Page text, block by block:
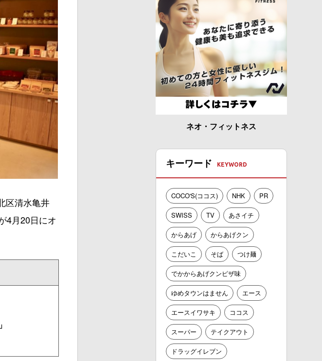
区清水亀井
4月20日にオ
ネオ・フィットネス
キーワード
COCO'S(ココス) NHK PR
SWISS TV あさイチ
からあげ からあげクン
こだいこ そば つけ麺
でかからあげクンピザ味
ゆめタウンはません エース
エースイワサキ ココス
スーパー テイクアウト
ドラッグイレブン